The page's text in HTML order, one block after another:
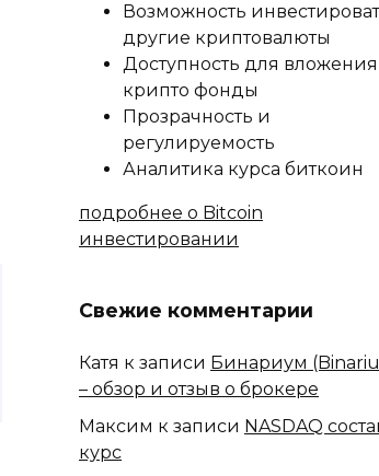
Возможность
другие криптовалюты
Доступность для
крипто фонды
Прозрачность и
регулируемость
Аналитика курса биткоин
подробнее о Bitcoin
инвестировании
Свежие комментарии
Катя к записи Бинариум
– обзор и отзыв о брокере
Максим к записи NASDAQ
курс